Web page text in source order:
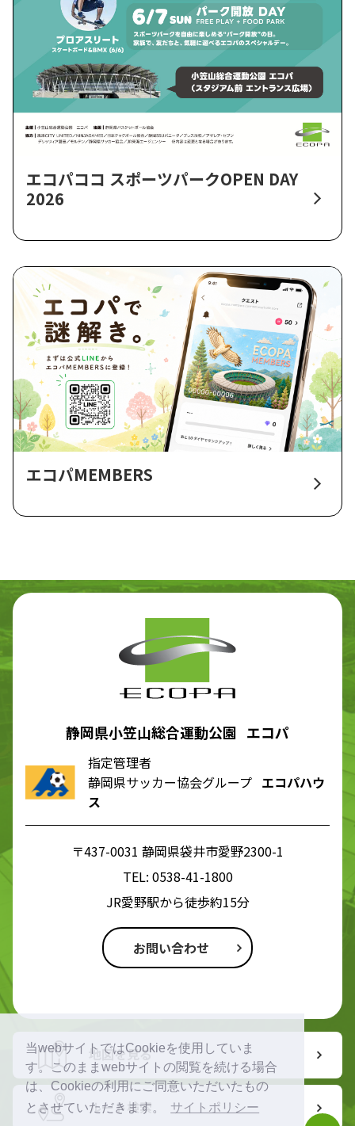
当webサイトではCookieを使用していま
す。このままwebサイトの閲覧を続ける場合
は、Cookieの利用にご同意いただいたもの
とさせていただきます。
サイトポリシー
エコパココ スポーツパークOPEN DAY
2026
エコパMEMBERS
静岡県小笠山総合運動公園 エコパ
指定管理者
静岡県サッカー協会グループ エコパハウ
ス
〒437-0031 静岡県袋井市愛野2300-1
TEL: 0538-41-1800
JR愛野駅から徒歩約15分
お問い合わせ
地図を見る
ルート検索